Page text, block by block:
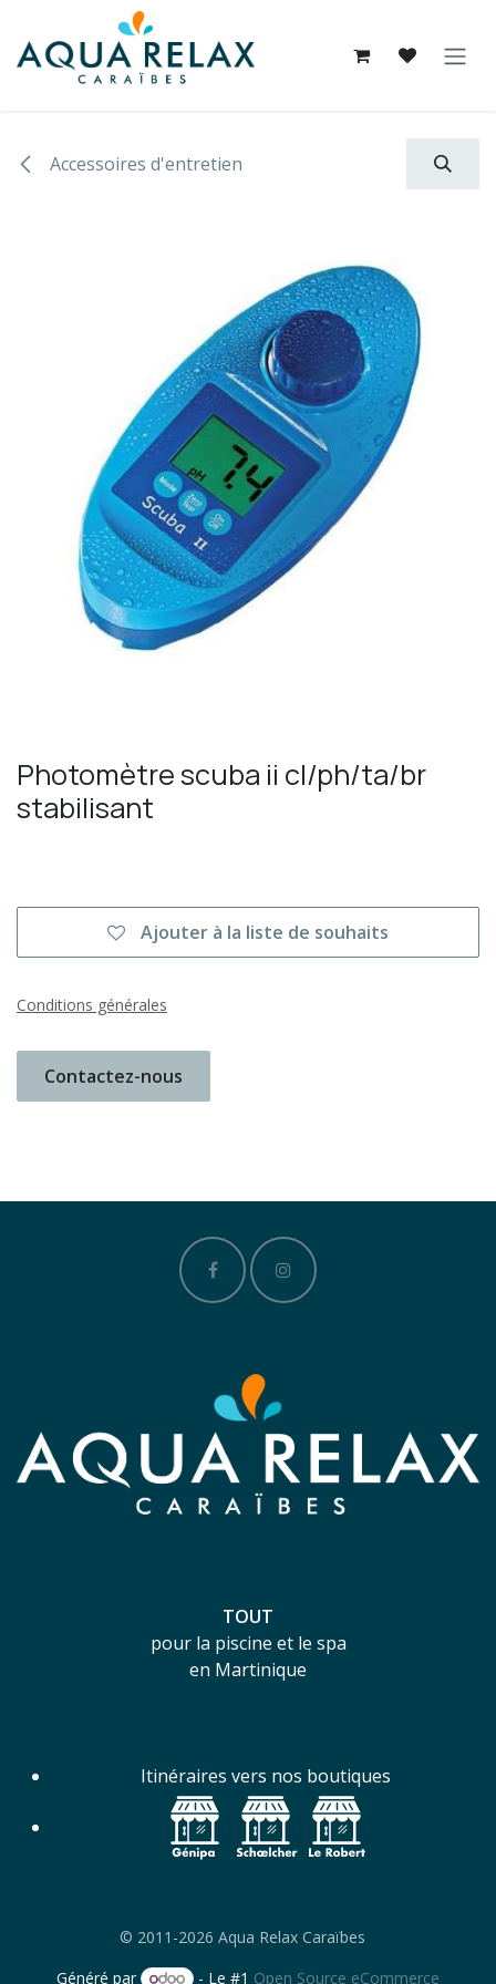
Se rendre au contenu
Accessoires d'entretien
Photomètre scuba ii cl/ph/ta/br
stabilisant
Ajouter à la liste de souhaits
Conditions générales
Contactez-nous
TOUT
pour la piscine et le spa
en Martinique
Itinéraires vers nos boutiques
© 2011-2026 Aqua Relax Caraïbes
Généré par
- Le #1 Open Source eCommerce